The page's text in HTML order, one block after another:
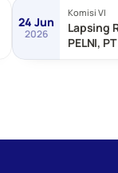
24 Jun
2026
Komisi VI
Lapsing
PELNI,